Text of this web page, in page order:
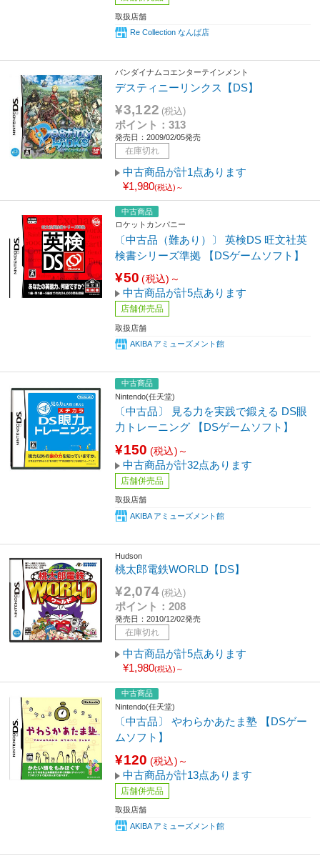
取扱店舗
Re Collection なんば店
バンダイナムコエンターテインメント
デスティニーリンクス【DS】
¥3,122 (税込)
ポイント：313
発売日：2009/02/05発売
在庫切れ
中古商品が計1点あります
¥1,980(税込)～
中古商品
ロケットカンパニー
〔中古品（難あり）〕 英検DS 旺文社英
検書シリーズ準拠 【DSゲームソフト】
¥50 (税込)～
中古商品が計5点あります
店舗併売品
取扱店舗
AKIBA アミューズメント館
中古商品
Nintendo(任天堂)
〔中古品〕 見る力を実践で鍛える DS眼
力トレーニング 【DSゲームソフト】
¥150 (税込)～
中古商品が計32点あります
店舗併売品
取扱店舗
AKIBA アミューズメント館
Hudson
桃太郎電鉄WORLD【DS】
¥2,074 (税込)
ポイント：208
発売日：2010/12/02発売
在庫切れ
中古商品が計5点あります
¥1,980(税込)～
中古商品
Nintendo(任天堂)
〔中古品〕 やわらかあたま塾 【DSゲー
ムソフト】
¥120 (税込)～
中古商品が計13点あります
店舗併売品
取扱店舗
AKIBA アミューズメント館